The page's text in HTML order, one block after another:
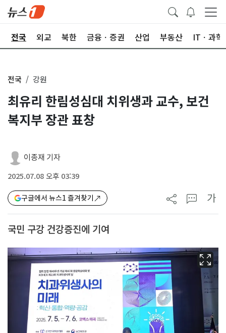
전국 외교 북한 금융ㆍ증권 산업 부동산 ITㆍ과학
전국 강원
최유리 한림성심대 치위생과 교수, 보건
복지부 장관 표창
이종재 기자
2025.07.08 오후 03:39
구글에서 뉴스1 즐겨찾기 가
국민 구강 건강증진에 기여